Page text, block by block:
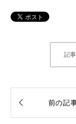
記
 前の記